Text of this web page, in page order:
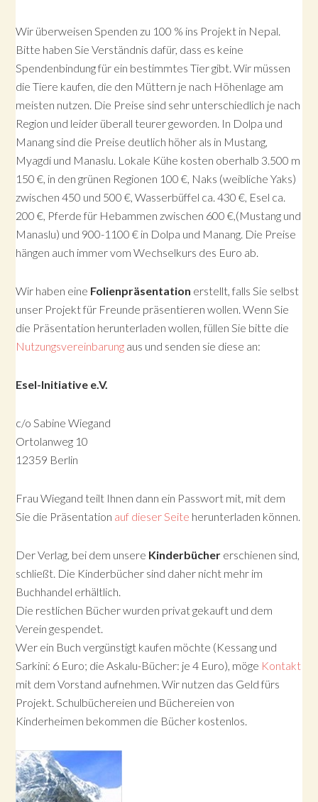
Wir überweisen Spenden zu 100 % ins Projekt in Nepal.
Bitte haben Sie Verständnis dafür, dass es keine
Spendenbindung für ein bestimmtes Tier gibt. Wir müssen
die Tiere kaufen, die den Müttern je nach Höhenlage am
meisten nutzen. Die Preise sind sehr unterschiedlich je nach
Region und leider überall teurer geworden. In Dolpa und
Manang sind die Preise deutlich höher als in Mustang,
Myagdi und Manaslu. Lokale Kühe kosten oberhalb 3.500 m
150 €, in den grünen Regionen 100 €, Naks (weibliche Yaks)
zwischen 450 und 500 €, Wasserbüffel ca. 430 €, Esel ca.
200 €, Pferde für Hebammen zwischen 600 €,(Mustang und
Manaslu) und 900-1100 € in Dolpa und Manang. Die Preise
hängen auch immer vom Wechselkurs des Euro ab.
Wir haben eine Folienpräsentation erstellt, falls Sie selbst
unser Projekt für Freunde präsentieren wollen. Wenn Sie
die Präsentation herunterladen wollen, füllen Sie bitte die
Nutzungsvereinbarung aus und senden sie diese an:
Esel-Initiative e.V.
c/o Sabine Wiegand
Ortolanweg 10
12359 Berlin
Frau Wiegand teilt Ihnen dann ein Passwort mit, mit dem
Sie die Präsentation auf dieser Seite herunterladen können.
Der Verlag, bei dem unsere Kinderbücher erschienen sind,
schließt. Die Kinderbücher sind daher nicht mehr im
Buchhandel erhältlich.
Die restlichen Bücher wurden privat gekauft und dem
Verein gespendet.
Wer ein Buch vergünstigt kaufen möchte (Kessang und
Sarkini: 6 Euro; die Askalu-Bücher: je 4 Euro), möge Kontakt
mit dem Vorstand aufnehmen. Wir nutzen das Geld fürs
Projekt. Schulbüchereien und Büchereien von
Kinderheimen bekommen die Bücher kostenlos.